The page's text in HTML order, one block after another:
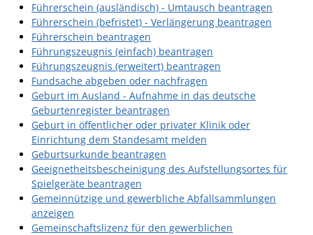
Führerschein (ausländisch) - Umtausch beantragen
Führerschein (befristet) - Verlängerung beantragen
Führerschein beantragen
Führungszeugnis (einfach) beantragen
Führungszeugnis (erweitert) beantragen
Fundsache abgeben oder nachfragen
Geburt im Ausland - Aufnahme in das deutsche
Geburtenregister beantragen
Geburt in öffentlicher oder privater Klinik oder
Einrichtung dem Standesamt melden
Geburtsurkunde beantragen
Geeignetheitsbescheinigung des Aufstellungsortes für
Spielgeräte beantragen
Gemeinnützige und gewerbliche Abfallsammlungen
anzeigen
Gemeinschaftslizenz für den gewerblichen